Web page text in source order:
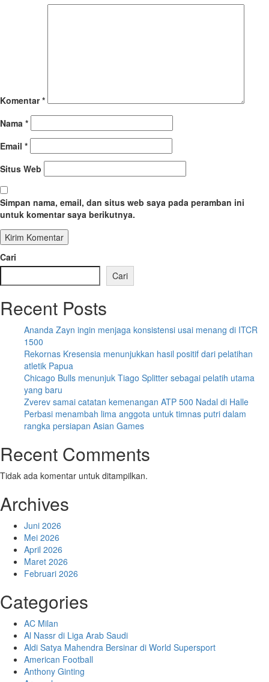
Komentar*
Nama *
Email *
Situs Web
Simpan nama, email, dan situs web saya pada peramban ini
untuk komentar saya berikutnya.
Cari
Cari
Recent Posts
Ananda Zayn ingin menjaga konsistensi usai menang di ITCR
1500
Rekornas Kresensia menunjukkan hasil positif dari pelatihan
atletik Papua
Chicago Bulls menunjuk Tiago Splitter sebagai pelatih utama
yang baru
Zverev samai catatan kemenangan ATP 500 Nadal di Halle
Perbasi menambah lima anggota untuk timnas putri dalam
rangka persiapan Asian Games
Recent Comments
Tidak ada komentar untuk ditampilkan.
Archives
Juni 2026
Mei 2026
April 2026
Maret 2026
Februari 2026
Categories
AC Milan
Al Nassr di Liga Arab Saudi
Aldi Satya Mahendra Bersinar di World Supersport
American Football
Anthony Ginting